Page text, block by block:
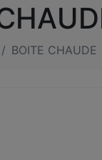
BOITE CHAUDE